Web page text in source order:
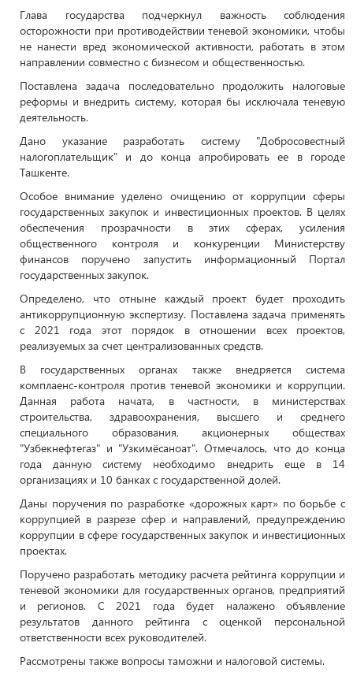
Глава государства подчеркнул важность соблюдения
осторожности при противодействии теневой экономики, чтобы
не нанести вред экономической активности, работать в этом
направлении совместно с бизнесом и общественностью.
Поставлена задача последовательно продолжить налоговые
реформы и внедрить систему, которая бы исключала теневую
деятельность.
Дано указание разработать систему "Добросовестный
налогоплательщик" и до конца апробировать ее в городе
Ташкенте.
Особое внимание уделено очищению от коррупции сферы
государственных закупок и инвестиционных проектов. В целях
обеспечения прозрачности в этих сферах, усиления
общественного контроля и конкуренции Министерству
финансов поручено запустить информационный Портал
государственных закупок.
Определено, что отныне каждый проект будет проходить
антикоррупционную экспертизу. Поставлена задача применять
с 2021 года этот порядок в отношении всех проектов,
реализуемых за счет централизованных средств.
В государственных органах также внедряется система
комплаенс-контроля против теневой экономики и коррупции.
Данная работа начата, в частности, в министерствах
строительства, здравоохранения, высшего и среднего
специального образования, акционерных обществах
"Узбекнефтегаз" и "Узкимёсаноат". Отмечалось, что до конца
года данную систему необходимо внедрить еще в 14
организациях и 10 банках с государственной долей.
Даны поручения по разработке «дорожных карт» по борьбе с
коррупцией в разрезе сфер и направлений, предупреждению
коррупции в сфере государственных закупок и инвестиционных
проектах.
Поручено разработать методику расчета рейтинга коррупции и
теневой экономики для государственных органов, предприятий
и регионов. С 2021 года будет налажено объявление
результатов данного рейтинга с оценкой персональной
ответственности всех руководителей.
Рассмотрены также вопросы таможни и налоговой системы.